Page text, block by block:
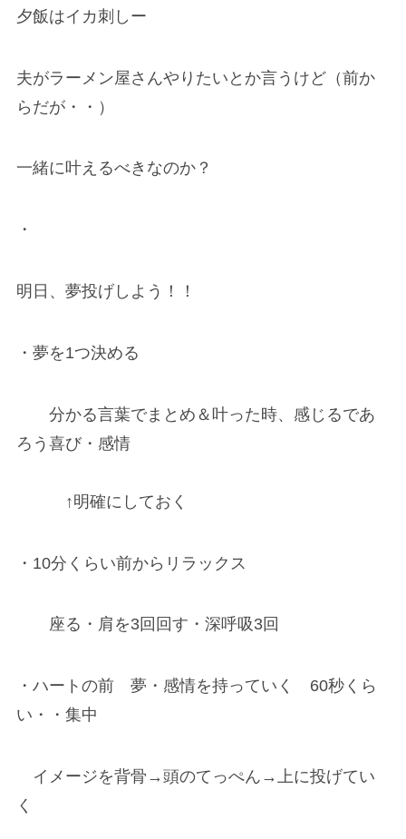
夕飯はイカ刺しー
夫がラーメン屋さんやりたいとか言うけど（前か
らだが・・）
一緒に叶えるべきなのか？
・
明日、夢投げしよう！！
・ 夢を1つ決める
分かる言葉でまとめ＆叶った時、感じるであ
ろう 喜び・感情
↑明確にしておく
・ 10分くらい前からリラックス
座る・肩を3回回す・深呼吸3回
・ ハートの前 夢・感情を持っていく 60秒くら
い・・集中
イメージを背骨→頭のてっぺん→上に投げてい
く